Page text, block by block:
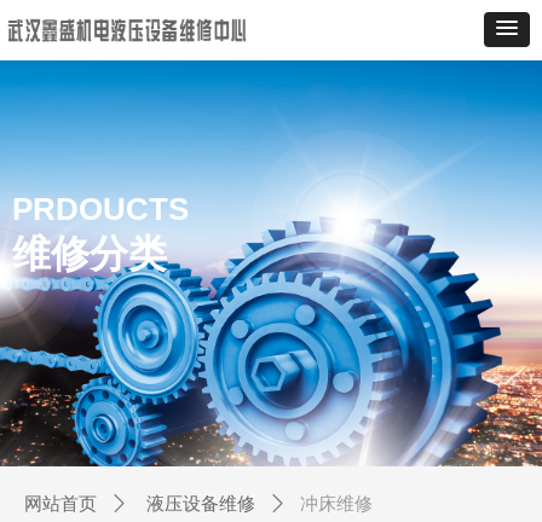
PRDOUCTS
维修分类
网站首页 ꄲ 液压设备维修 ꄲ 冲床维修